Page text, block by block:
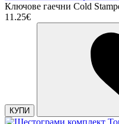
Ключове гаечни Cold
11.25€
КУПИ